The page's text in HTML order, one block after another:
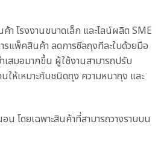
ค้า โรงงานขนาดเล็ก และไลน์ผลิต SME
รแพ็คสินค้า ลดการซีลถุงทีละใบด้วยมือ
เสมอมากขึ้น ผู้ใช้งานสามารถปรับ
ให้เหมาะกับชนิดถุง ความหนาถุง และ
น โดยเฉพาะสินค้าที่สามารถวางราบบน